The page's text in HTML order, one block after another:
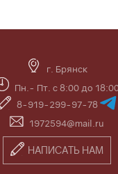
г. Брянск
Пн.- Пт. с 8:00 до
8-919-299-97-78
1972594@mail.ru
НАПИСАТЬ НАМ